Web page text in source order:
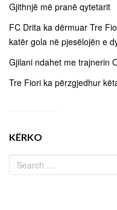
Gjithnjë më pranë qytetarit
FC Drita ka dërmuar Tre
katër gola në pjesëlojën e
Gjilani ndahet me trajnerin
Tre Fiori ka përzgjedhur
KËRKO